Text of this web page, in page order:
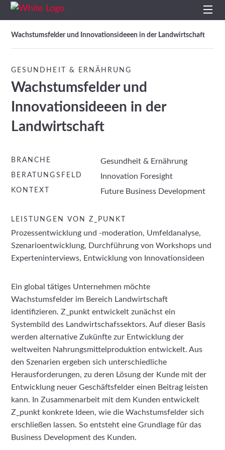
Start
Leistungen
Impulse
Kontakt
Wachstumsfelder und Innovationsideeen in der Landwirtschaft
GESUNDHEIT & ERNÄHRUNG
Wachstumsfelder und
Innovationsideeen in der
Landwirtschaft
BRANCHE Gesundheit & Ernährung
BERATUNGSFELD Innovation Foresight
KONTEXT Future Business Development
LEISTUNGEN VON Z_PUNKT
Prozessentwicklung und -moderation, Umfeldanalyse,
Szenarioentwicklung, Durchführung von Workshops und
Experteninterviews, Entwicklung von Innovationsideen
Ein global tätiges Unternehmen möchte
Wachstumsfelder im Bereich Landwirtschaft
identifizieren. Z_punkt entwickelt zunächst ein
Systembild des Landwirtschafssektors. Auf dieser Basis
werden alternative Zukünfte zur Entwicklung der
weltweiten Nahrungsmittelproduktion entwickelt. Aus
den Szenarien ergeben sich unterschiedliche
Herausforderungen, zu deren Lösung der Kunde mit der
Entwicklung neuer Geschäftsfelder einen Beitrag leisten
kann. In Zusammenarbeit mit dem Kunden entwickelt
Z_punkt konkrete Ideen, wie die Wachstumsfelder sich
erschließen lassen. So entsteht eine Grundlage für das
Business Development des Kunden.